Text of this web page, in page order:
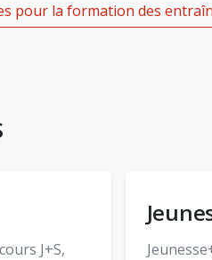
pour la formation des
J+S,